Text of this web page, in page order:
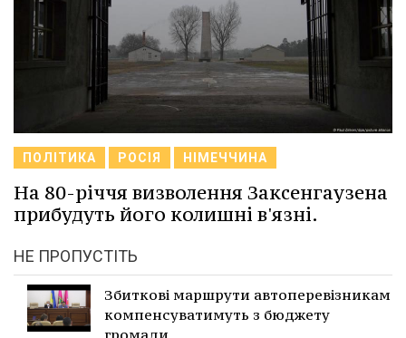
ПОЛІТИКА РОСІЯ НІМЕЧЧИНА
На 80-річчя визволення Заксенгаузена
прибудуть його колишні в'язні.
НЕ ПРОПУСТІТЬ
Збиткові маршрути автоперевізникам
компенсуватимуть з бюджету
громади